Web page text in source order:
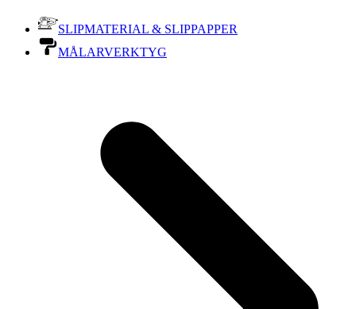
SLIPMATERIAL & SLIPPAPPER
MÅLARVERKTYG